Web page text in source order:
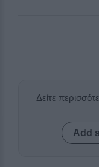
Δείτε
Add